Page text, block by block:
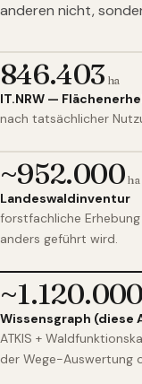
anderen nicht,
846.403 ha
IT.NRW —
nach tatsächlicher
~952.000ha
Landeswaldinventur
forstfachliche
anders geführt wird.
~1.120.000
Wissensgraph (diese
ATKIS +
der Wege-Auswertung